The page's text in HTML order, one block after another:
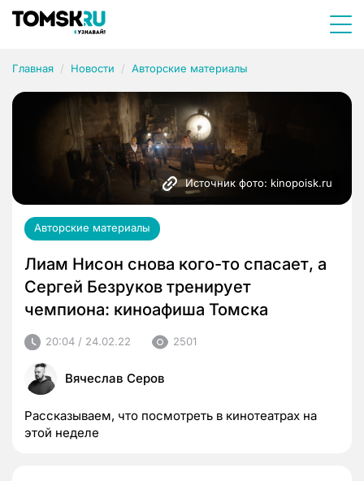
Главная Новости Авторские материалы
Источник фото: kinopoisk.ru
Авторские материалы
Лиам Нисон снова кого-то спасает, а
Сергей Безруков тренирует
чемпиона: киноафиша Томска
20:04 / 24.02.22 2501
Вячеслав Серов
Рассказываем, что посмотреть в кинотеатрах на
этой неделе